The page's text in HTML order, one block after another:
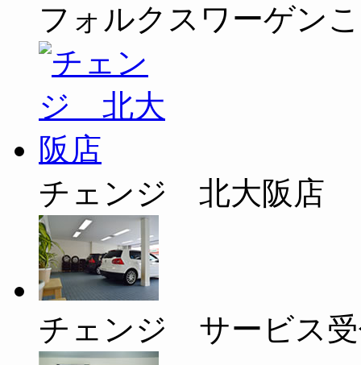
フォルクスワーゲン
チェンジ 北大阪店
チェンジ サービス